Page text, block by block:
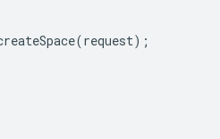
(request);